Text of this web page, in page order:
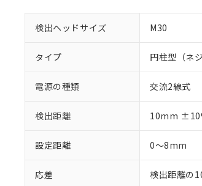
検出ヘッドサイズ M30
タイプ 円柱型（ネ
電源の種類 交流2線式
検出距離 10mm
設定距離 0～8mm
応差 検出距離の